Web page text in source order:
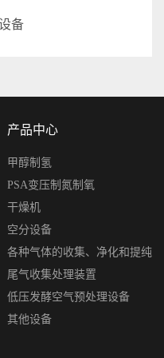
设备
产品中心
甲醇制氢
PSA变压制氮制氧
干燥机
空分设备
各种气体的收集、净化和提纯
尾气收集处理装置
低压发酵空气预处理设备
其他设备